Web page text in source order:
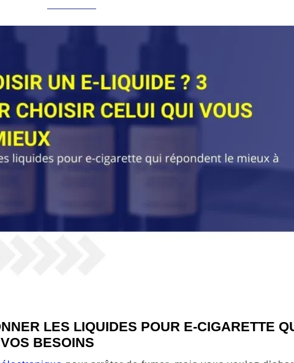
LES LIQUIDES POUR E-CIGARETTE
BESOINS